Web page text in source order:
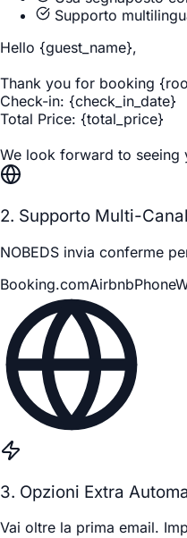
Supporto
Hello {guest_name},
Thank you for booking
Check-in: {check_in_date}
Total Price: {total_price}
We look forward to seeing
2. Supporto Multi-
NOBEDS invia conferme
Booking.comAirbnbPhone
3. Opzioni Extra
Vai oltre la prima email.